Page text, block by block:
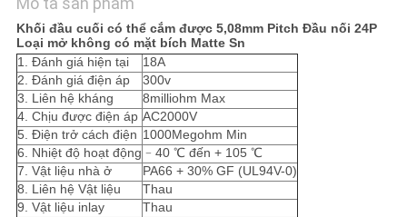
PRIVACY
POLICY
Khối đầu cuối có thể cắm được 5,08mm Pitch Đầu nối 24P
Loại mở không có mặt bích Matte Sn
1. Đánh giá hiện tại
18A
2. Đánh giá điện áp
300v
3. Liên hệ kháng
8milliohm Max
4. Chịu được điện áp AC2000V
5. Điện trở cách điện 1000Megohm Min
6. Nhiệt độ hoạt động ﹣40 ℃ đến + 105 ℃
7. Vật liệu nhà ở
PA66 + 30% GF (UL94V-0)
8. Liên hệ Vật liệu
Thau
9. Vật liệu inlay
Thau